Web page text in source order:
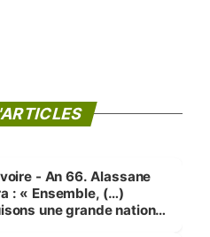
- An 66. Alassane
: « Ensemble, (…)
une grande nation